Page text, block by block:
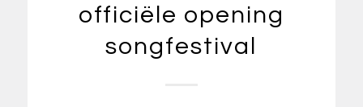
officiële opening
songfestival